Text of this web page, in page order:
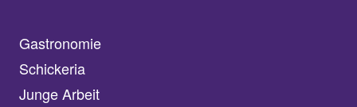
Gastronomie
Schickeria
Junge Arbeit